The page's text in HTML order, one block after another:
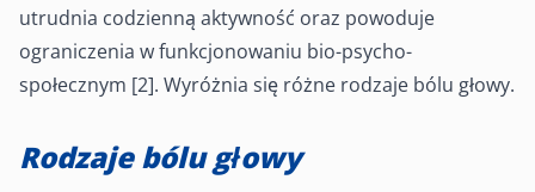
utrudnia codzienną aktywność oraz powoduje
ograniczenia w funkcjonowaniu bio-psycho-
społecznym [2]. Wyróżnia się różne rodzaje bólu głowy.
Rodzaje bólu głowy